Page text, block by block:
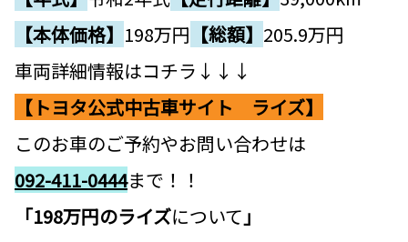
【本体価格】 198万円 【総額】 205.9万円
車両詳細情報はコチラ↓↓↓
【トヨタ公式中古車サイト ライズ】
このお車のご予約やお問い合わせは
092-411-0444まで！！
「198万円のライズについて」